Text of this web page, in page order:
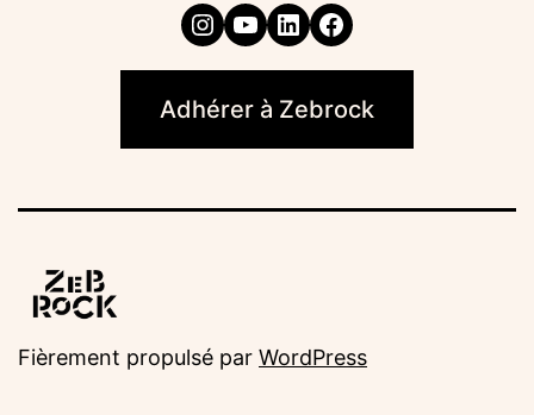
Instagram
YouTube
LinkedIn
Facebook
Adhérer à Zebrock
Fièrement propulsé par WordPress